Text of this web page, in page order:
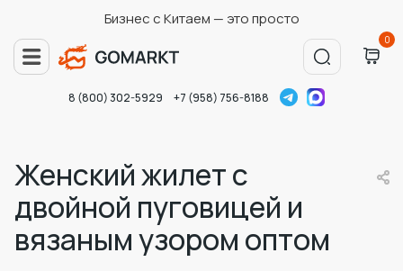
Бизнес с Китаем — это просто
0
8 (800) 302-5929 +7 (958) 756-8188
Женский жилет с
двойной пуговицей и
вязаным узором оптом